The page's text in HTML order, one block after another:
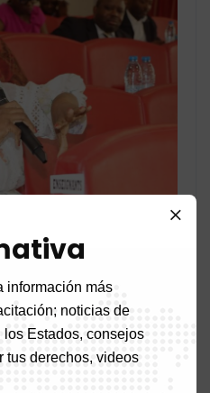
información más
noticias de
Estados, consejos
tus derechos, videos